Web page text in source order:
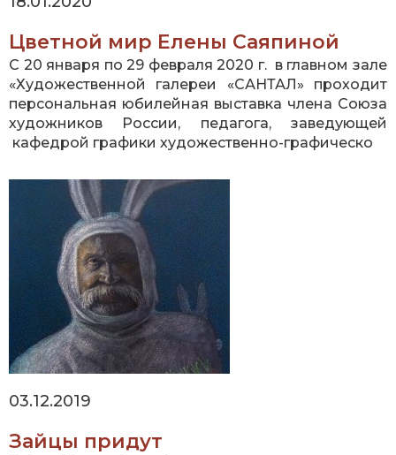
Цветной мир Елены Саяпиной
C 20 января по 29 февраля 2020 г. в главном зале
«Художественной галереи «САНТАЛ» проходит
персональная юбилейная выставка члена Союза
художников России, педагога, заведующей
кафедрой графики художественно-графическо
03.12.2019
Зайцы придут